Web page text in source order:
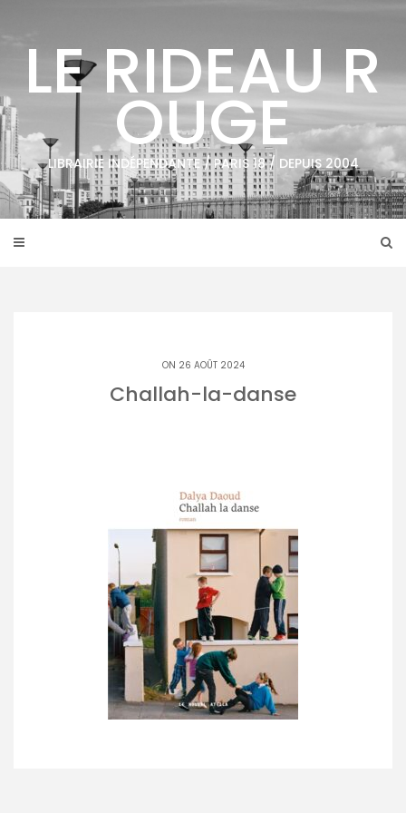
contentLE RIDEAU R
OUGE
LIBRAIRIE INDÉPENDANTE / PARIS 18 / DEPUIS 2004
ON 26 AOÛT 2024
Challah-la-danse